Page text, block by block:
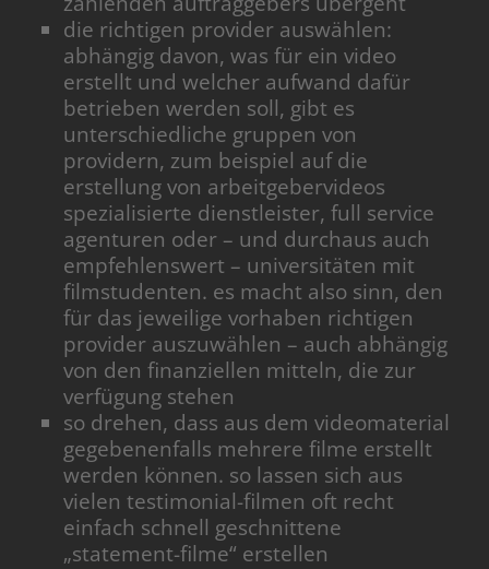
die richtigen provider auswählen:
abhängig davon, was für ein video
erstellt und welcher aufwand dafür
betrieben werden soll, gibt es
unterschiedliche gruppen von
providern, zum beispiel auf die
erstellung von arbeitgebervideos
spezialisierte dienstleister, full service
agenturen oder – und durchaus auch
empfehlenswert – universitäten mit
filmstudenten. es macht also sinn, den
für das jeweilige vorhaben richtigen
provider auszuwählen – auch abhängig
von den finanziellen mitteln, die zur
verfügung stehen
so drehen, dass aus dem videomaterial
gegebenenfalls mehrere filme erstellt
werden können. so lassen sich aus
vielen testimonial-filmen oft recht
einfach schnell geschnittene
„statement-filme“ erstellen